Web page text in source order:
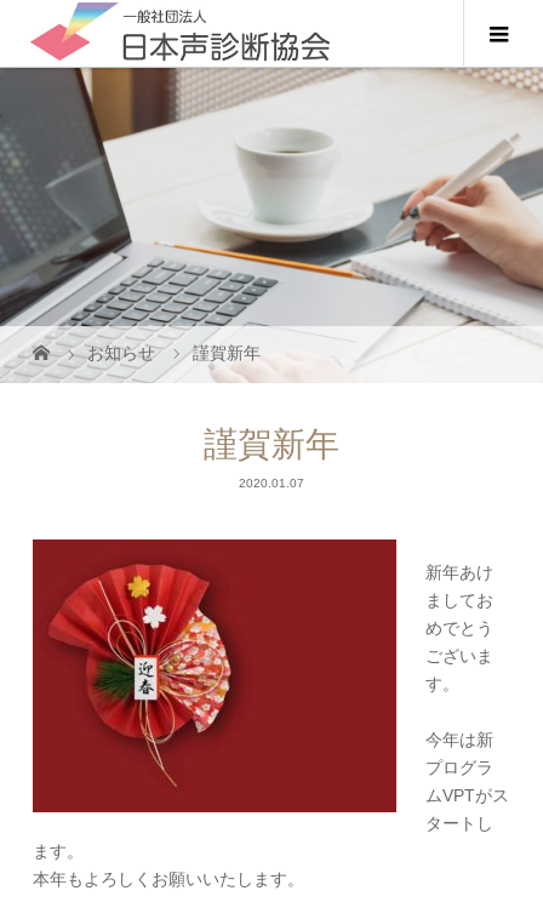
お知らせ 謹賀新年
謹賀新年
2020.01.07
新年あけ
ましてお
めでとう
ございま
す。
今年は新
プログラ
ムVPTがス
タートし
ます。
本年もよろしくお願いいたします。